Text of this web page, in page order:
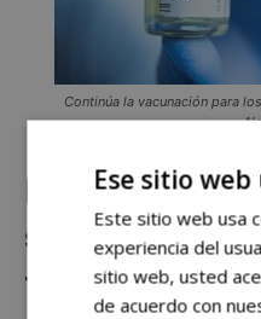
Continúa la vacunación para
Dosis de
solo tienen una
tenido COVID
Ese sitio
Este sitio web usa
experiencia del
sitio web, usted
de acuerdo con